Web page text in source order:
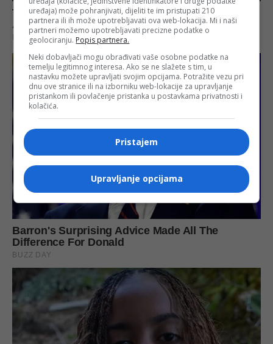
uređaja) može pohranjivati, dijeliti te im pristupati 210
partnera ili ih može upotrebljavati ova web-lokacija. Mi i naši
partneri možemo upotrebljavati precizne podatke o
geolociranju. Popis partnera.
Neki dobavljači mogu obrađivati vaše osobne podatke na
temelju legitimnog interesa. Ako se ne slažete s tim, u
nastavku možete upravljati svojim opcijama. Potražite vezu pri
dnu ove stranice ili na izborniku web-lokacije za upravljanje
pristankom ili povlačenje pristanka u postavkama privatnosti i
kolačića.
Pristajem
Upravljanje opcijama